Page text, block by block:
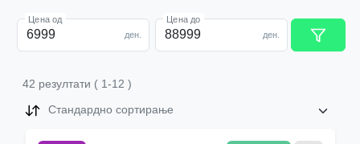
ден.
Цена од
ден.
Цена до
42 резултати ( 1-12 )
Стандардно сортирање